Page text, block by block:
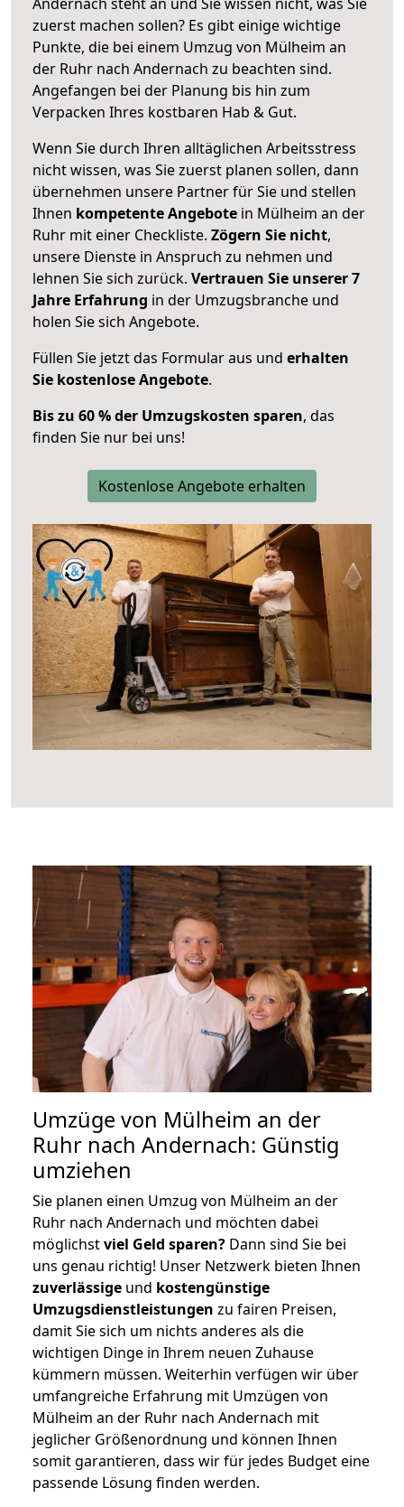
zuerst machen sollen? Es gibt einige wichtige
Punkte, die bei einem Umzug von Mülheim an
der Ruhr nach Andernach zu beachten sind.
Angefangen bei der Planung bis hin zum
Verpacken Ihres kostbaren Hab & Gut.
Wenn Sie durch Ihren alltäglichen Arbeitsstress
nicht wissen, was Sie zuerst planen sollen, dann
übernehmen unsere Partner für Sie und stellen
Ihnen kompetente Angebote in Mülheim an der
Ruhr mit einer Checkliste. Zögern Sie nicht,
unsere Dienste in Anspruch zu nehmen und
lehnen Sie sich zurück. Vertrauen Sie unserer 7
Jahre Erfahrung in der Umzugsbranche und
holen Sie sich Angebote.
Füllen Sie jetzt das Formular aus und erhalten
Sie kostenlose Angebote.
Bis zu 60 % der Umzugskosten sparen, das
finden Sie nur bei uns!
Kostenlose Angebote erhalten
Umzüge von Mülheim an der
Ruhr nach Andernach: Günstig
umziehen
Sie planen einen Umzug von Mülheim an der
Ruhr nach Andernach und möchten dabei
möglichstviel Geld sparen? Dann sind Sie bei
uns genau richtig! Unser Netzwerk bieten Ihnen
zuverlässige und kostengünstige
Umzugsdienstleistungen zu fairen Preisen,
damit Sie sich um nichts anderes als die
wichtigen Dinge in Ihrem neuen Zuhause
kümmern müssen. Weiterhin verfügen wir über
umfangreiche Erfahrung mit Umzügen von
Mülheim an der Ruhr nach Andernach mit
jeglicher Größenordnung und können Ihnen
somit garantieren, dass wir für jedes Budget eine
passende Lösung finden werden.